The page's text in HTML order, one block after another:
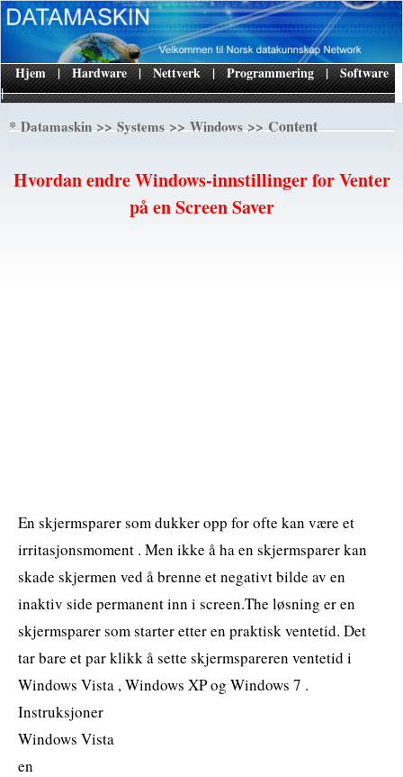
|
Hjem | Hardware | Nettverk | Programmering | Software
*Datamaskin>>Systems>>Windows>> Content
Hvordan endre Windows-innstillinger for Venter
på en Screen Saver
En skjermsparer som dukker opp for ofte kan være et
irritasjonsmoment . Men ikke å ha en skjermsparer kan
skade skjermen ved å brenne et negativt bilde av en
inaktiv side permanent inn i screen.The løsning er en
skjermsparer som starter etter en praktisk ventetid. Det
tar bare et par klikk å sette skjermspareren ventetid i
Windows Vista , Windows XP og Windows 7 .
Instruksjoner
Windows Vista
en